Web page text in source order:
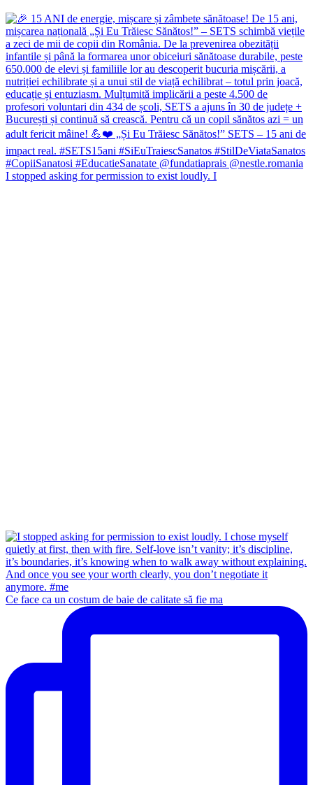
I stopped asking for permission to exist loudly. I
Ce face ca un costum de baie de calitate să fie ma